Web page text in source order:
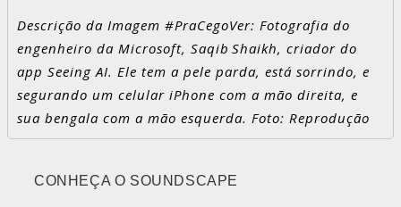
Descrição da Imagem #PraCegoVer: Fotografia do
engenheiro da Microsoft, Saqib Shaikh, criador do
app Seeing AI. Ele tem a pele parda, está sorrindo, e
segurando um celular iPhone com a mão direita, e
sua bengala com a mão esquerda. Foto: Reprodução
CONHEÇA O SOUNDSCAPE